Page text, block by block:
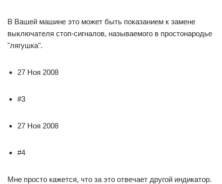
В Вашей машине это может быть показанием к замене
выключателя стоп-сигналов, называемого в простонародье
"лягушка".
27 Ноя 2008
#3
27 Ноя 2008
#4
Мне просто кажется, что за это отвечает другой индикатор.